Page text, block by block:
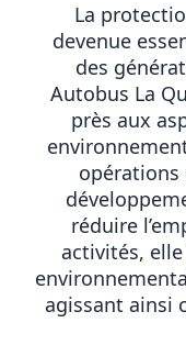
La
devenue
des
Autobus La
près aux
opérations
réduire
activités,
agissant ainsi